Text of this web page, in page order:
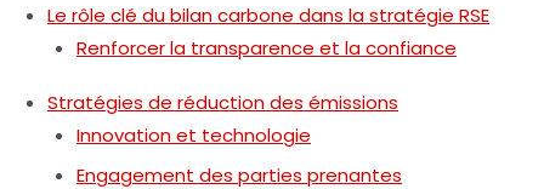
Le rôle clé du bilan carbone dans la stratégie RSE
Renforcer la transparence et la confiance
Stratégies de réduction des émissions
Innovation et technologie
Engagement des parties prenantes